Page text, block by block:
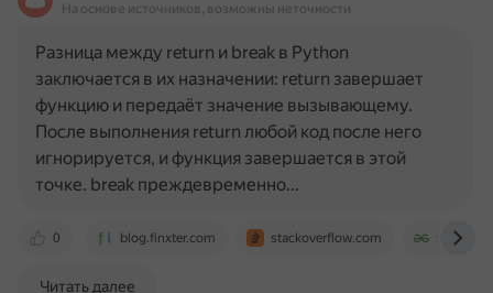
На основе источников, возможны неточности
0 blog.finxter.com stackoverflow.com
Разница между return и break в Python
заключается в их назначении: return завершает
функцию и передаёт значение вызывающему.
После выполнения return любой код после него
игнорируется, и функция завершается в этой
точке. break преждевременно…
Читать далее